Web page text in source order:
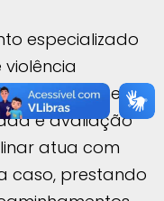
especializado
acolhimento
e avaliação
atua com
caso, prestando